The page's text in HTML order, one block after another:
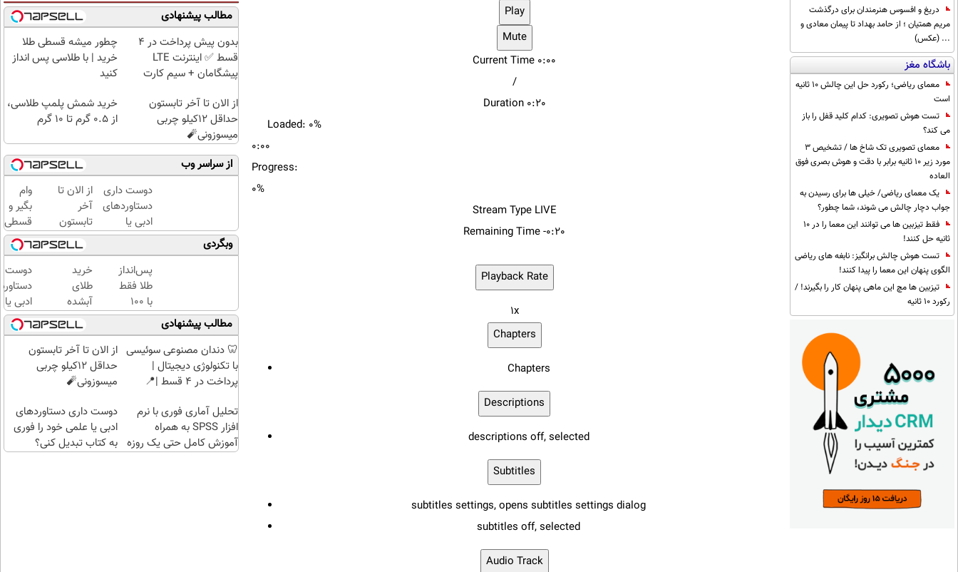
دریغ و افسوس هنرمندان برای درگذشت
مریم همتیان ؛ از حامد بهداد تا پیمان معادی و
... (عکس)
باشگاه مغز
معمای ریاضی؛ رکورد حل این چالش 10 ثانیه
است
تست هوش تصویری: کدام کلید قفل را باز
می کند؟
معمای تصویری تک شاخ ها / تشخیص 3
مورد زیر 10 ثانیه برابر با دقت و هوش بصری فوق
العاده
یک معمای ریاضی/ خیلی ها برای رسیدن به
جواب دچار چالش می شوند، شما چطور؟
فقط تیزبین ها می توانند این معما را در 10
ثانیه حل کنند!
تست هوش چالش برانگیز: نابغه های ریاضی
الگوی پنهان این معما را پیدا کنند!
تیزبین ها مچ این ماهی پنهان کار را بگیرند! /
رکورد 10 ثانیه
Play
Mute
Current Time 0:00
/
Duration 0:20
Loaded: 0%
0:00
Progress:
0%
Stream Type LIVE
Remaining Time-0:20
Playback Rate
1x
Chapters
Chapters
Descriptions
descriptions off, selected
Subtitles
subtitles settings, opens subtitles settings dialog
subtitles off, selected
Audio Track
مطالب پیشنهادی
بدون پیش پرداخت در 4
قسط ✅ اینترنت LTE
پیشگامان + سیم کارت
چطور میشه قسطی طلا
خرید | با طلاسی پس انداز
کنید
از الان تا آخر تابستون
حداقل 12کیلو چربی
میسوزونی🧨
خرید شمش پلمپ طلاسی،
از ۰.۵ گرم تا ۱۰ گرم
از سراسر وب
دوست داری
دستاوردهای
ادبی یا
علمی خود را
فوری به
کتاب تبدیل
کنی؟
از الان تا
آخر
تابستون
حداقل
12کیلو
چربی
میسوزونی
🧨
وام
بگیر و
قسطی
طلا
بخر!
چی از
این
بهتر!!
سریع
احراز
کن
وبگردی
پس‌انداز
طلا فقط
با ۱۰۰
هزارتومان
(امن و
راحت)
خرید
طلای
آبشده
حتی با
۱۰۰هزارتومان
دوست
ادبی یا
علمی
فوری به
کتاب
مطالب پیشنهادی
🦷 دندان مصنوعی سوئیسی
با تکنولوژی دیجیتال |
پرداخت در 4 قسط |📍
از الان تا آخر تابستون
حداقل 12کیلو چربی
میسوزونی🧨
تحلیل آماری فوری با نرم
افزار SPSS به همراه
آموزش کامل حتی یک روزه
دوست داری دستاوردهای
ادبی یا علمی خود را فوری
به کتاب تبدیل کنی؟